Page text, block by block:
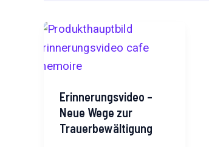
Erinnerungsvideo –
Neue Wege zur
Trauerbewältigung